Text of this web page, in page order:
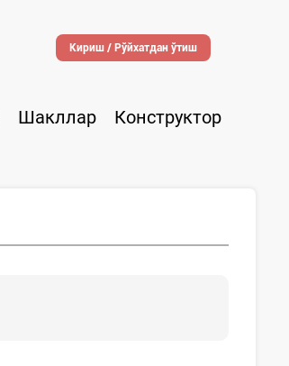
Кириш / Рўйхатдан ўтиш
Шакллар
Конструктор